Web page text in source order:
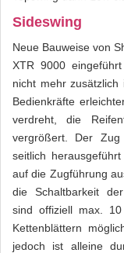
Sideswing
Neue Bauweise von
XTR 9000
nicht mehr
Bedienkräfte
verdreht, die
vergrößert. Der
seitlich
auf die Zugführung
die Schaltbarkeit
sind offiziell max.
Kettenblättern
jedoch ist alleine